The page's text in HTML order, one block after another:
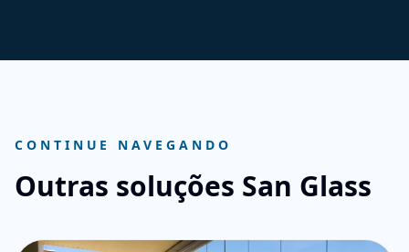
CONTINUE NAVEGANDO
Outras soluções San Glass